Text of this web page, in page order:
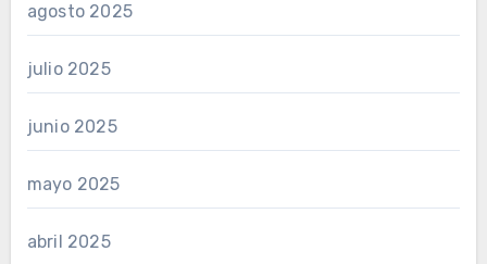
agosto 2025
julio 2025
junio 2025
mayo 2025
abril 2025